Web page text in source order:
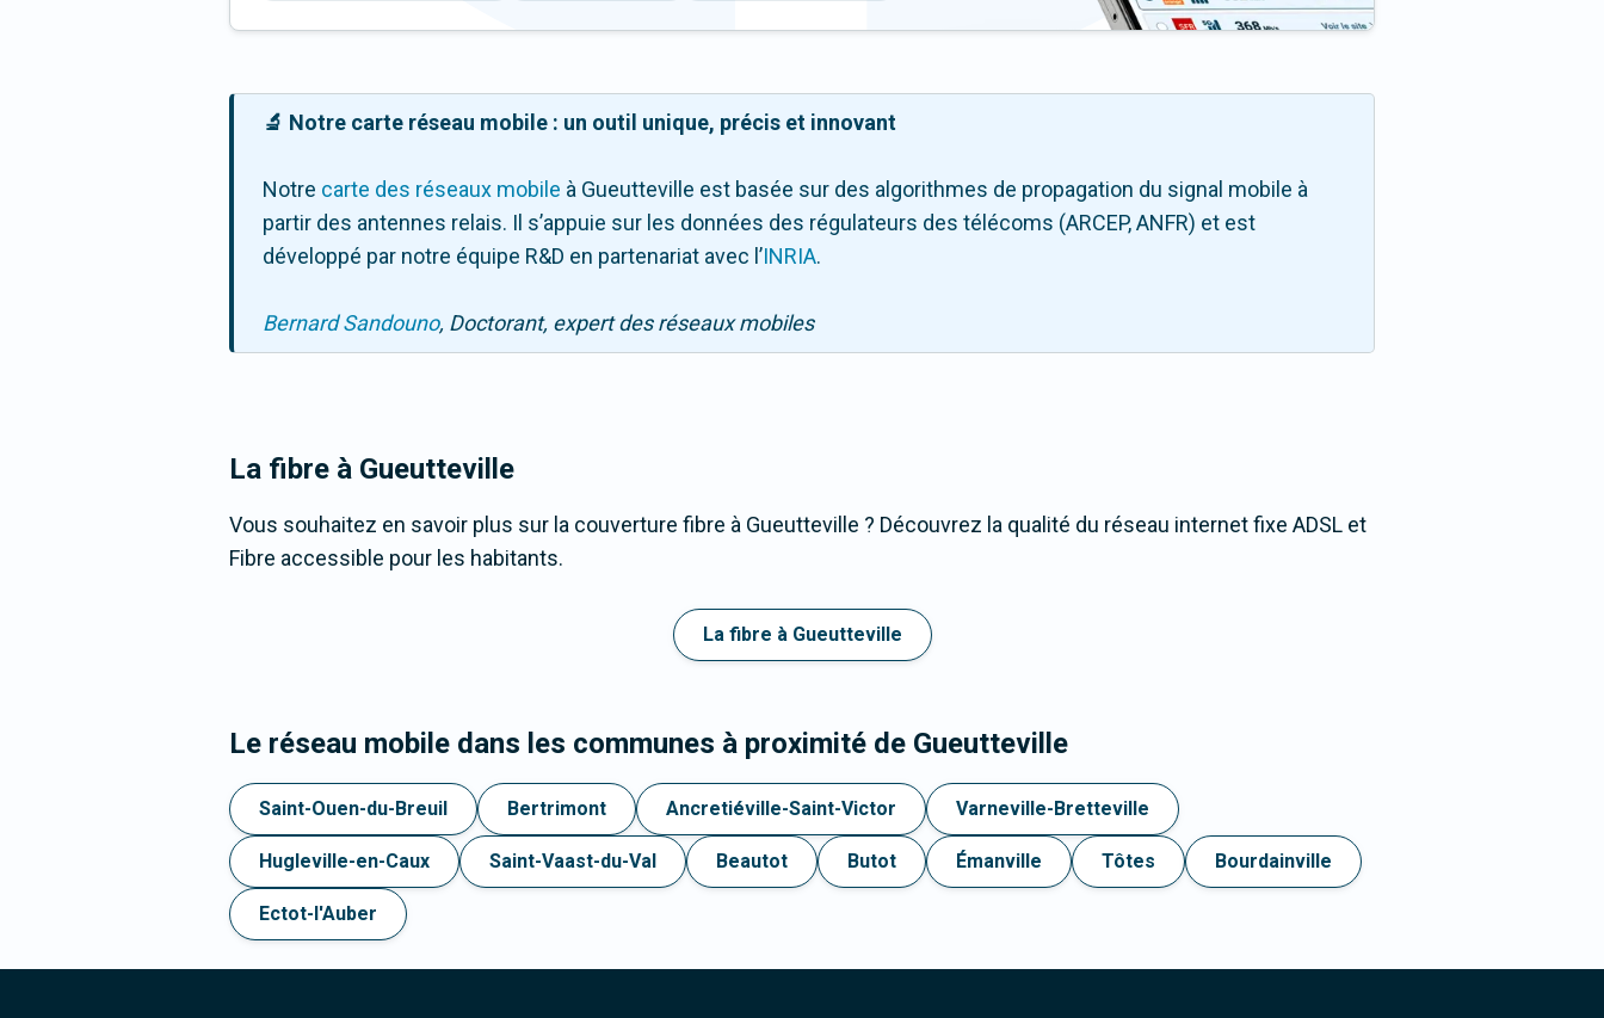
🔬 Notre carte réseau mobile : un outil unique, précis et innovant
Notre carte des réseaux mobile à Gueutteville est basée sur des algorithmes de propagation du signal mobile à
partir des antennes relais. Il s’appuie sur les données des régulateurs des télécoms (ARCEP, ANFR) et est
développé par notre équipe R&D en partenariat avec l ’INRIA.
Bernard Sandouno, Doctorant, expert des réseaux mobiles
La fibre à Gueutteville
Vous souhaitez en savoir plus sur la couverture fibre à Gueutteville ? Découvrez la qualité du réseau internet fixe ADSL et
Fibre accessible pour les habitants.
La fibre à Gueutteville
Le réseau mobile dans les communes à proximité de Gueutteville
Saint-Ouen-du-Breuil Bertrimont Ancretiéville-Saint-Victor Varneville-Bretteville
Hugleville-en-Caux Saint-Vaast-du-Val Beautot Butot Émanville Tôtes Bourdainville
Ectot-l'Auber